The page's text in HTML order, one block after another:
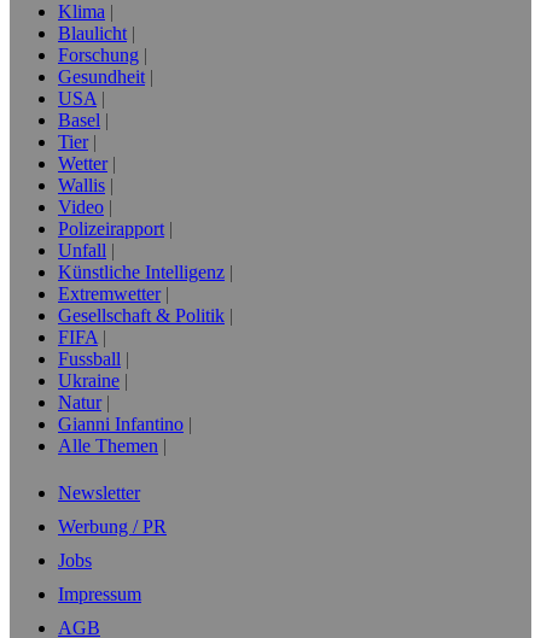
Klima
Blaulicht
Forschung
Gesundheit
USA
Basel
Tier
Wetter
Wallis
Video
Polizeirapport
Unfall
Künstliche Intelligenz
Extremwetter
Gesellschaft & Politik
FIFA
Fussball
Ukraine
Natur
Gianni Infantino
Alle Themen
Newsletter
Werbung / PR
Jobs
Impressum
AGB